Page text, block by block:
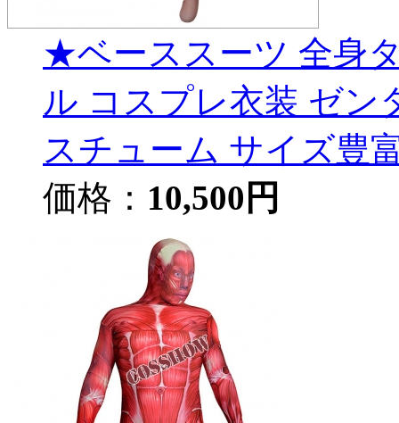
★ベーススーツ 全身
ル コスプレ衣装 ゼン
スチューム サイズ豊
価格： 10,500円